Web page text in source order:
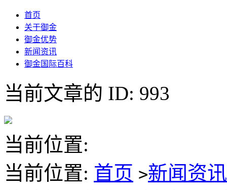
首页
关于御金
御金优势
新闻资讯
御金国际百科
当前文章的 ID: 993
当前位置:
当前位置: 首页 >新闻资